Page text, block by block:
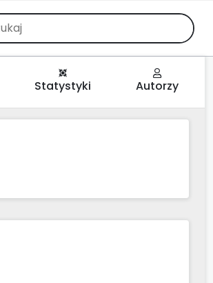
Statystyki Autorzy